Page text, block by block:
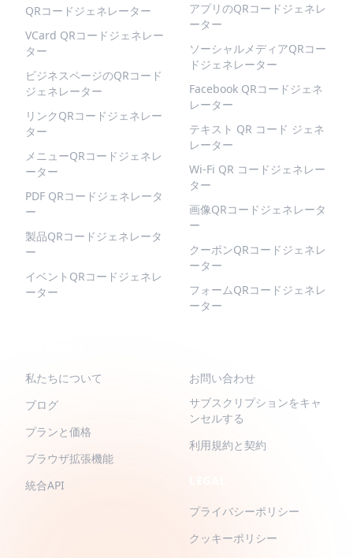
QRコードジェネレーター
VCard QRコードジェネレー
ター
ビジネスページのQRコード
ジェネレーター
リンクQRコードジェネレー
ター
メニューQRコードジェネレ
ーター
PDF QRコードジェネレータ
ー
製品QRコードジェネレータ
ー
イベントQRコードジェネレ
ーター
アプリのQRコードジェネレ
ーター
ソーシャルメディアQRコー
ドジェネレーター
Facebook QRコードジェネ
レーター
テキスト QR コード ジェネ
レーター
Wi-Fi QR コードジェネレー
ター
画像QRコードジェネレータ
ー
クーポンQRコードジェネレ
ーター
フォームQRコードジェネレ
ーター
私たちについて
ブログ
プランと価格
ブラウザ拡張機能
統合API
お問い合わせ
サブスクリプションをキャ
ンセルする
利用規約と契約
プライバシーポリシー
クッキーポリシー